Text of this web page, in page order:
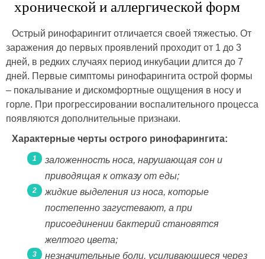
хронической и аллергической форм
Острый ринофарингит отличается своей тяжестью. От
заражения до первых проявлений проходит от 1 до 3
дней, в редких случаях период инкубации длится до 7
дней. Первые симптомы ринофарингита острой формы
– покалывание и дискомфортные ощущения в носу и
горле. При прогрессировании воспалительного процесса
появляются дополнительные признаки.
Характерные черты острого ринофарингита:
заложенность носа, нарушающая сон и
приводящая к отказу от еды;
жидкие выделения из носа, которые
постепенно загустевают, а при
присоединении бактерий становятся
желтого цвета;
незначительные боли, усиливающиеся через